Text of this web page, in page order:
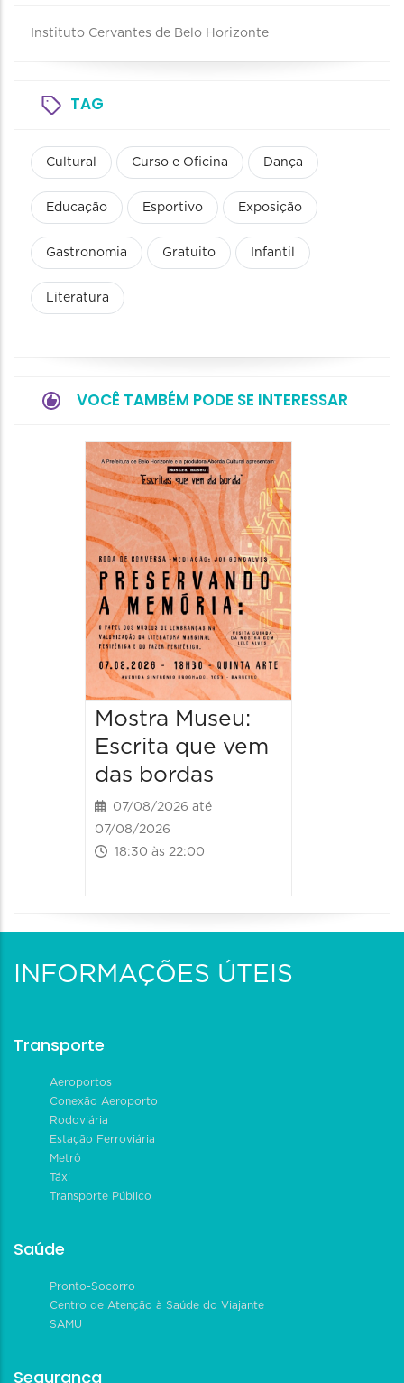
Instituto Cervantes de Belo Horizonte
TAG
Cultural Curso e Oficina Dança
Educação Esportivo Exposição
Gastronomia Gratuito Infantil
Literatura
VOCÊ TAMBÉM PODE SE INTERESSAR
Mostra Museu:
Escrita que vem
das bordas
07/08/2026 até
07/08/2026
18:30 às 22:00
INFORMAÇÕES ÚTEIS
Transporte
Aeroportos
Conexão Aeroporto
Rodoviária
Estação Ferroviária
Metrô
Táxi
Transporte Público
Saúde
Pronto-Socorro
Centro de Atenção à Saúde do Viajante
SAMU
Segurança